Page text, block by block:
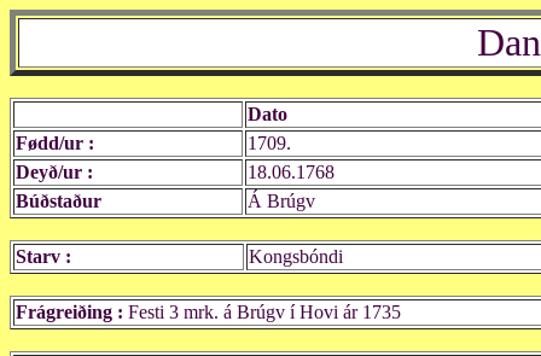
Dato
Fødd/ur :
1709.
Deyð/ur :
18.06.1768
Búðstaður
Á Brúgv
Starv : Kongsbóndi
Frágreiðing : Festi 3 mrk. á Brúgv í Hovi ár 1735